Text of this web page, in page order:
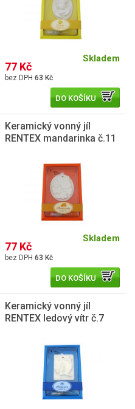
77 Kč
63 Kč
Skladem
DO KOŠÍKU
Keramický vonný jíl
RENTEX mandarinka č.11
77 Kč
63 Kč
Skladem
DO KOŠÍKU
Keramický vonný jíl
RENTEX ledový vítr č.7